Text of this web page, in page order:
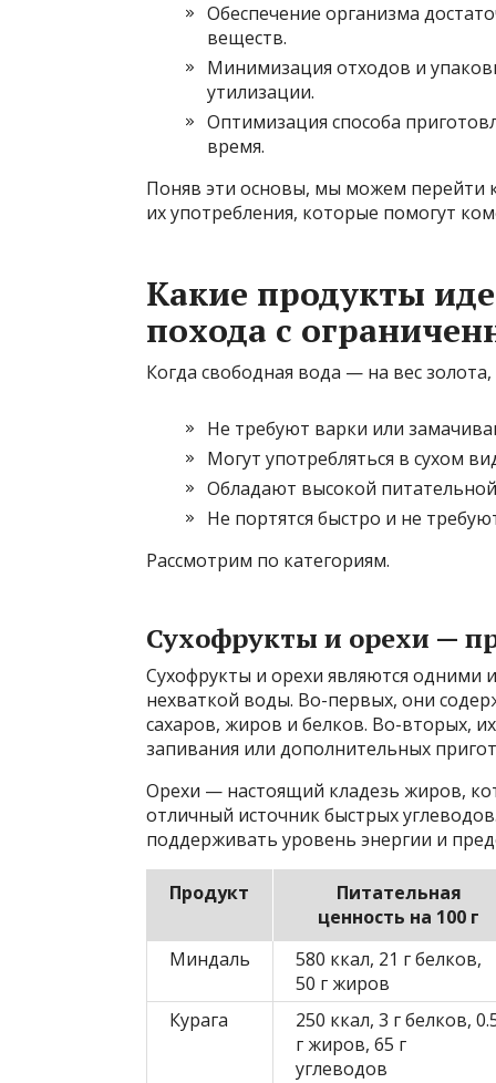
Обеспечение организма
веществ.
Минимизация отходов и
утилизации.
Оптимизация способа
время.
Поняв эти основы, мы можем перейти
их употребления, которые помогут
Какие продукты
похода с
Когда свободная вода — на вес
Не требуют варки или
Могут употребляться в сухом
Обладают высокой
Не портятся быстро и не
Рассмотрим по категориям.
Сухофрукты и орехи —
Сухофрукты и орехи являются одними
нехваткой воды. Во-первых, они
сахаров, жиров и белков. Во-вторых,
запивания или дополнительных
Орехи — настоящий кладезь жиров,
отличный источник быстрых
поддерживать уровень энергии и
Продукт
Питательная
ценность на 100 г
Миндаль
580 ккал, 21 г белков,
50 г жиров
Курага
250 ккал, 3 г белков,
г жиров, 65 г
углеводов